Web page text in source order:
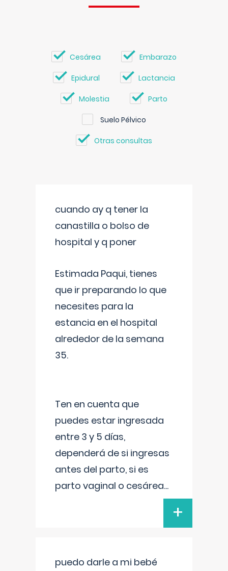
Cesárea Embarazo
Epidural Lactancia
Molestia Parto
Suelo Pélvico
Otras consultas
cuando ay q tener la
canastilla o bolso de
hospital y q poner
Estimada Paqui, tienes
que ir preparando lo que
necesites para la
estancia en el hospital
alrededor de la semana
35.
Ten en cuenta que
puedes estar ingresada
entre 3 y 5 días,
dependerá de si ingresas
antes del parto, si es
parto vaginal o cesárea...
+
puedo darle a mi bebé